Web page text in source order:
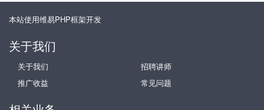
本站使用维易PHP框架开发
关于我们
关于我们
招聘讲师
推广收益
常见问题